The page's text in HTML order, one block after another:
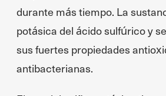
durante más tiempo. La
potásica del ácido sulfúrico y
sus fuertes propiedades
antibacterianas.